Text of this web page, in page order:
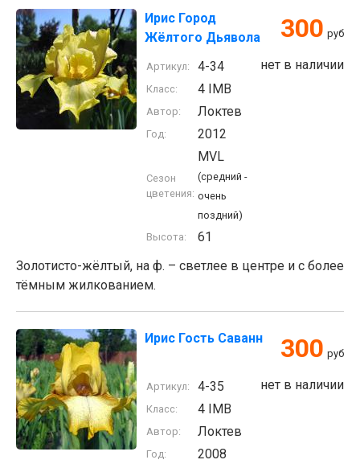
Ирис Город
Жёлтого Дьявола
300 руб
нет в наличии
Артикул: 4-34
Класс: 4 IMB
Автор: Локтев
Год: 2012
Сезон
цветения:
MVL
(средний -
очень
поздний)
Высота:
61
Золотисто-жёлтый, на ф. – светлее в центре и с более
тёмным жилкованием.
Ирис Гость Саванн 300 руб
нет в наличии
Артикул: 4-35
Класс: 4 IMB
Автор: Локтев
Год: 2008